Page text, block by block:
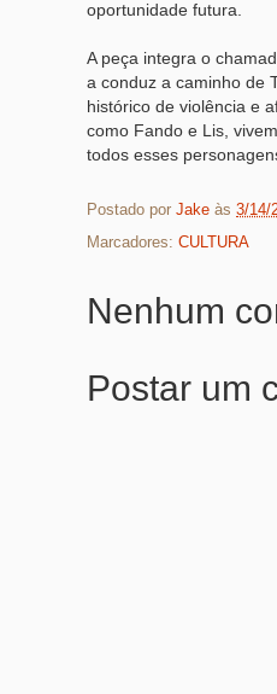
oportunidade futura.
A peça integra o
a conduz a caminho de
histórico de violência e
como Fando e Lis,
todos esses
Postado por Jake às 3/14/
Marcadores: CULTURA
Nenhum
Postar um